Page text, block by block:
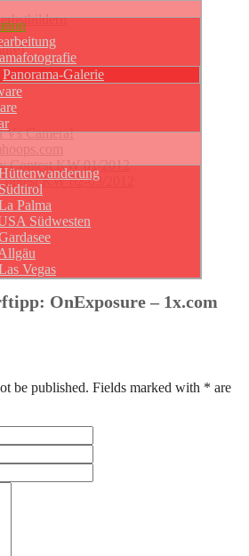
Panorama-Galerie
Palma
Südwesten
Vegas
Vs Camera!
Contest KW 01/2012
KW 02-03/2012
OnExposure – 1x.com
be published. Fields marked with * are